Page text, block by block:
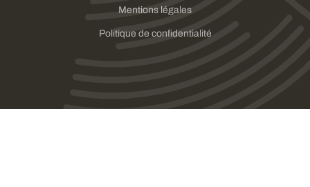
Mentions légales
Politique de confidentialité